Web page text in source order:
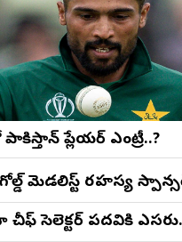
ప్లేయర్ ఎంట్రీ..?
మెడలిస్ట్ రహస్య
సెలెక్టర్ పదవికి